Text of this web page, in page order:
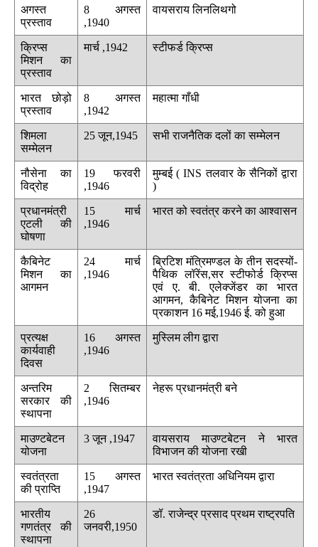
अगस्त
प्रस्ताव
8 अगस्त
,1940
वायसराय लिनलिथगो
क्रिप्स
मिशन का
प्रस्ताव
मार्च ,1942 स्टीफर्ड क्रिप्स
भारत छोड़ो
प्रस्ताव
8 अगस्त
,1942
महात्मा गाँधी
शिमला
सम्मेलन
25 जून,1945 सभी राजनैतिक दलों का सम्मेलन
नौसेना का
विद्रोह
19 फरवरी
,1946
मुम्बई ( INS तलवार के सैनिकों द्वारा
)
प्रधानमंत्री
एटली की
घोषणा
15 मार्च
,1946
भारत को स्वतंत्र करने का आश्वासन
कैबिनेट
मिशन का
आगमन
24 मार्च
,1946
ब्रिटिश मंत्रिमण्डल के तीन सदस्यों-
पैथिक लॉरेंस,सर स्टीफोर्ड क्रिप्स
एवं ए. बी. एलेक्जेंडर का भारत
आगमन, कैबिनेट मिशन योजना का
प्रकाशन 16 मई,1946 ई. को हुआ
प्रत्यक्ष
कार्यवाही
दिवस
16 अगस्त
,1946
मुस्लिम लीग द्वारा
अन्तरिम
सरकार की
स्थापना
2 सितम्बर
,1946
नेहरू प्रधानमंत्री बने
माउण्टबेटन
योजना
3 जून ,1947
वायसराय माउण्टबेटन ने भारत
विभाजन की योजना रखी
स्वतंत्रता
की प्राप्ति
15 अगस्त
,1947
भारत स्वतंत्रता अधिनियम द्वारा
भारतीय
गणतंत्र की
स्थापना
26
जनवरी,1950
डॉ. राजेन्द्र प्रसाद प्रथम राष्ट्रपति